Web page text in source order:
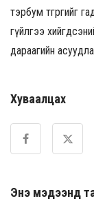
тэрбум төгрөгийг
гүйлгээ
дараагийн
Хуваалцах
Энэ мэдээнд